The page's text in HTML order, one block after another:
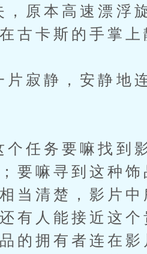
原本高速漂浮
古卡斯的手掌上
寂静，安静地
任务要嘛找到
要嘛寻到这种
当清楚，影片
有人能接近这
的拥有者连在